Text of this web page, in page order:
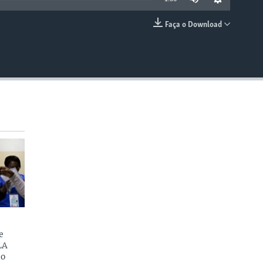
Faça o Download